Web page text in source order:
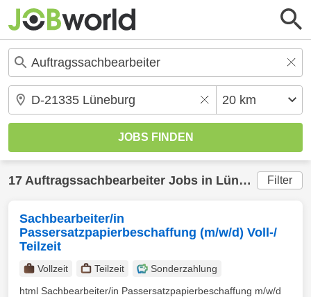
17 Auftragssachbearbeiter Jobs in Lüneburg (20
Filter
Sachbearbeiter/in
Passersatzpapierbeschaffung (m/w/d) Voll-/
Teilzeit
Vollzeit Teilzeit
Sonderzahlung
html Sachbearbeiter/in Passersatzpapierbeschaffung m/w/d